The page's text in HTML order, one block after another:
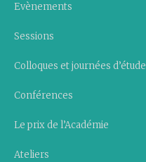
Evènements
Sessions
Colloques et journées d’étude
Conférences
Le prix de l’Académie
Ateliers